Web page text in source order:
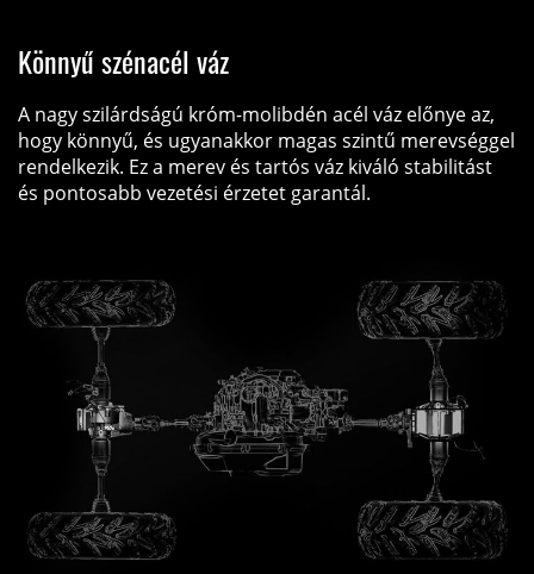
Könnyű szénacél váz
A nagy szilárdságú króm-molibdén acél váz előnye az,
hogy könnyű, és ugyanakkor magas szintű merevséggel
rendelkezik. Ez a merev és tartós váz kiváló stabilitást
és pontosabb vezetési érzetet garantál.